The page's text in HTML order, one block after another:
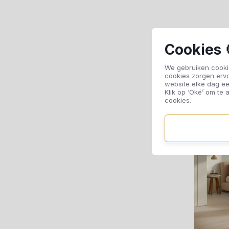
Cookies
We gebruiken
cookies zorgen
website elke dag
Klik op ‘Oké’ om
cookies.